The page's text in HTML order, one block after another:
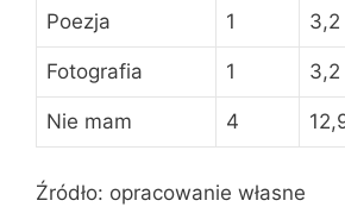
Poezja 1 3,2
Fotografia 1 3,2
Nie mam 4
Źródło: opracowanie własne